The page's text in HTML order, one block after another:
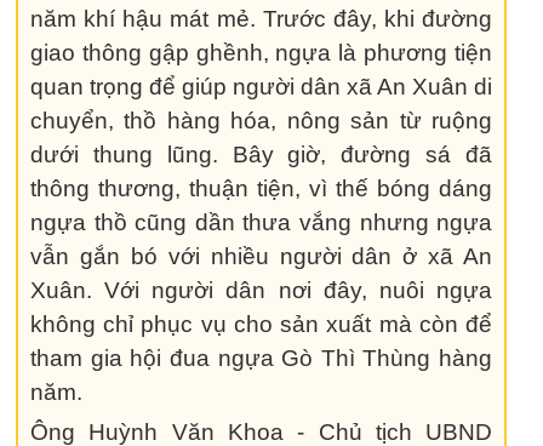
năm khí hậu mát mẻ. Trước đây, khi đường
giao thông gập ghềnh, ngựa là phương tiện
quan trọng để giúp người dân xã An Xuân di
chuyển, thồ hàng hóa, nông sản từ ruộng
dưới thung lũng. Bây giờ, đường sá đã
thông thương, thuận tiện, vì thế bóng dáng
ngựa thồ cũng dần thưa vắng nhưng ngựa
vẫn gắn bó với nhiều người dân ở xã An
Xuân. Với người dân nơi đây, nuôi ngựa
không chỉ phục vụ cho sản xuất mà còn để
tham gia hội đua ngựa Gò Thì Thùng hàng
năm.
Ông Huỳnh Văn Khoa - Chủ tịch UBND